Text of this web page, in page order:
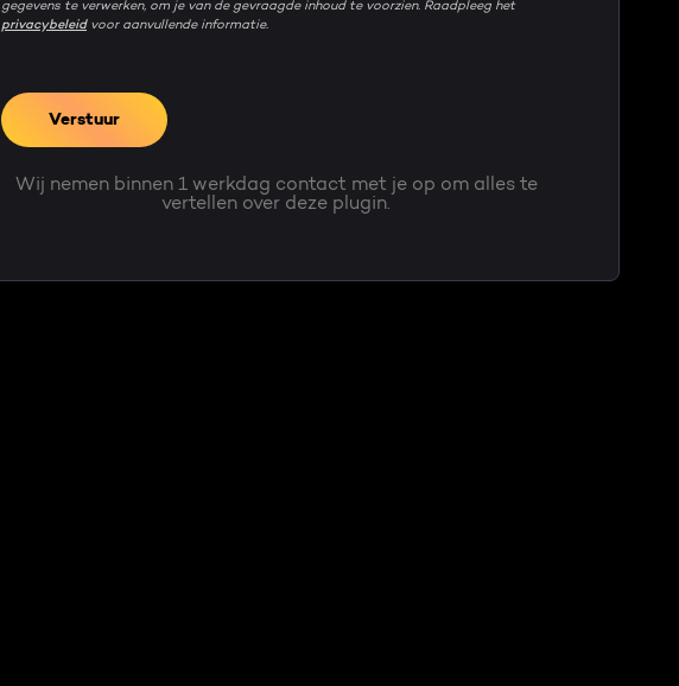
gegevens te verwerken, om je van de gevraagde inhoud te voorzien. Raadpleeg het
privacybeleidvoor aanvullende informatie.
Wij nemen binnen 1 werkdag contact met je op om alles te
vertellen over deze plugin.